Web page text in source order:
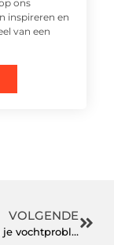
ons
inspireren en
van een
VOLGENDE
Hoe herken je vochtproblemen in je gevel en wat kun je eraan doen?